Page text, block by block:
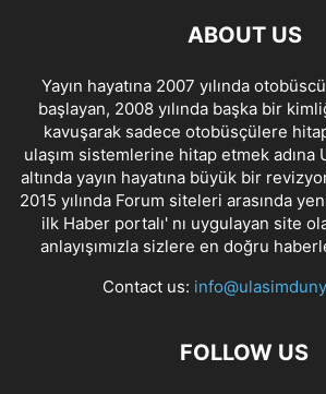
ABOUT US
Yayın hayatına 2007 yılında
başlayan, 2008 yılında başka bir
kavuşarak sadece otobüsçülere
ulaşım sistemlerine hitap etmek adına
altında yayın hayatına büyük bir
2015 yılında Forum siteleri arasında
ilk Haber portalı' nı uygulayan site
anlayışımızla sizlere en doğru
Contact us:
FOLLOW US